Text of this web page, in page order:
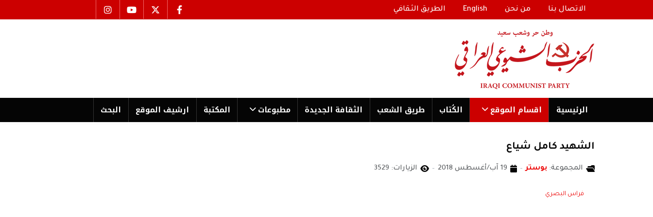
الاتصال بنا من نحن English الطريق الثقافي
الرئیسية اقسام الموقع الكُتاب طریق الشعب الثقافة الجدیدة مطبوعات المكتبة ارشیف الموقع البحث
الشهيد كامل شياع
المجموعة: بوستر 19 آب/أغسطس 2018 الزيارات: 3529
فراس البصري